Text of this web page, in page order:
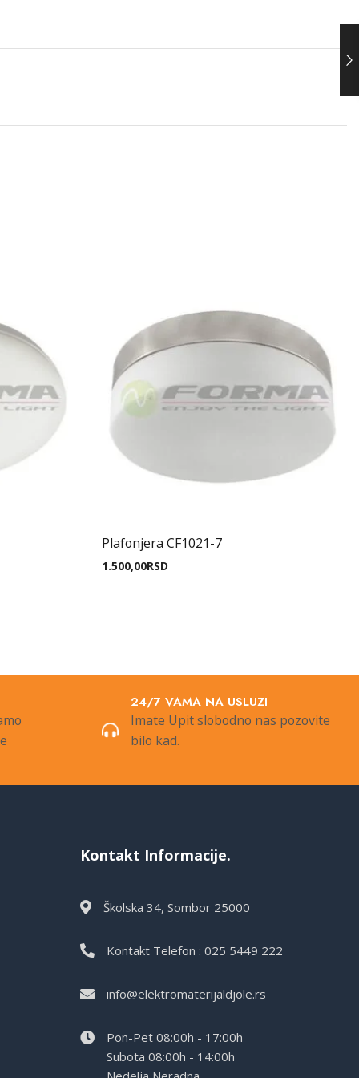
Plafonjera CF1021-7
1.500,00RSD
24/7 VAMA NA USLUZI
Imate Upit slobodno nas pozovite
bilo kad.
Kontakt Informacije.
Školska 34, Sombor 25000
Kontakt Telefon : 025 5449 222
info@elektromaterijaldjole.rs
Pon-Pet 08:00h - 17:00h
Subota 08:00h - 14:00h